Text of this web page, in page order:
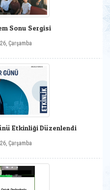
Sonu Sergisi
Çarşamba
Etkinliği Düzenlendi
Çarşamba